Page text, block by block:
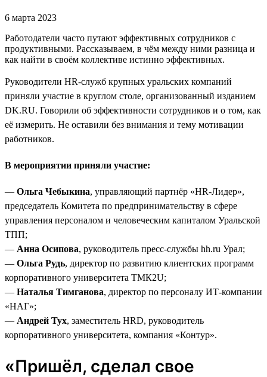
6 марта 2023
Работодатели часто путают эффективных сотрудников с
продуктивными. Рассказываем, в чём между ними разница и
как найти в своём коллективе истинно эффективных.
Руководители HR-служб крупных уральских компаний
приняли участие в круглом столе, организованный изданием
DK.RU. Говорили об эффективности сотрудников и о том, как
её измерить. Не оставили без внимания и тему мотивации
работников.
В мероприятии приняли участие:
— Ольга Чебыкина, управляющий партнёр «HR-Лидер»,
председатель Комитета по предпринимательству в сфере
управления персоналом и человеческим капиталом Уральской
ТПП;
— Анна Осипова, руководитель пресс-службы hh.ru Урал;
— Ольга Рудь, директор по развитию клиентских программ
корпоративного университета ТМК2U;
— Наталья Тимганова, директор по персоналу ИТ-компании
«НАГ»;
— Андрей Тух, заместитель HRD, руководитель
корпоративного университета, компания «Контур».
«Пришёл, сделал свое